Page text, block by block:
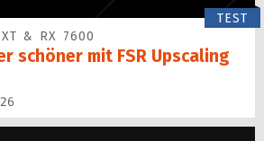
TEST
& RX 7600
schöner mit FSR Upscaling